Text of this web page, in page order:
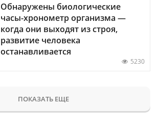
Обнаружены биологические
часы-хронометр организма —
когда они выходят из строя,
развитие человека
останавливается
5230
ПОКАЗАТЬ ЕЩЕ